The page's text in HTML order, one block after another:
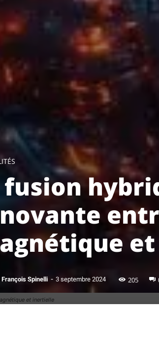
et inertielle
François Spinelli - 3 septembre 2024 205